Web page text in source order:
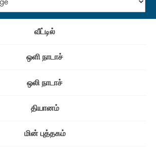
வீட்டில்
ஒளி நாடாச்
ஒலி நாடாச்
தியானம்
மின் புத்தகம்